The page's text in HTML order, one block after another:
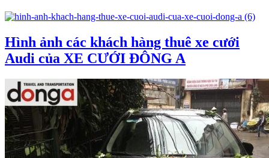
Hình ảnh các khách hàng thuê xe cưới
Audi của XE CƯỚI ĐÔNG A